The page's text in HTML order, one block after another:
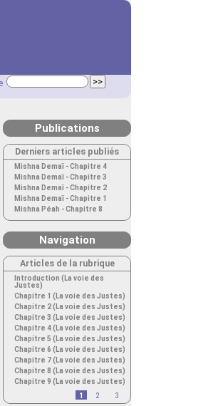
Publications
Derniers articles publiés
Mishna Demaï - Chapitre 4
Mishna Demaï - Chapitre 3
Mishna Demaï - Chapitre 2
Mishna Demaï - Chapitre 1
Mishna Péah - Chapitre 8
Navigation
Articles de la rubrique
Introduction (La voie des
Justes)
Chapitre 1 (La voie des Justes)
Chapitre 2 (La voie des Justes)
Chapitre 3 (La voie des Justes)
Chapitre 4 (La voie des Justes)
Chapitre 5 (La voie des Justes)
Chapitre 6 (La voie des Justes)
Chapitre 7 (La voie des Justes)
Chapitre 8 (La voie des Justes)
Chapitre 9 (La voie des Justes)
1
2 3